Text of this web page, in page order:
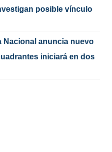
posible vínculo
Nacional anuncia nuevo
iniciará en dos